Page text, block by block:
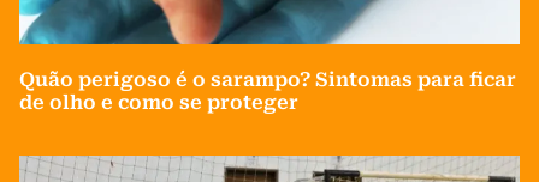
Quão perigoso é o sarampo? Sintomas para ficar
de olho e como se proteger